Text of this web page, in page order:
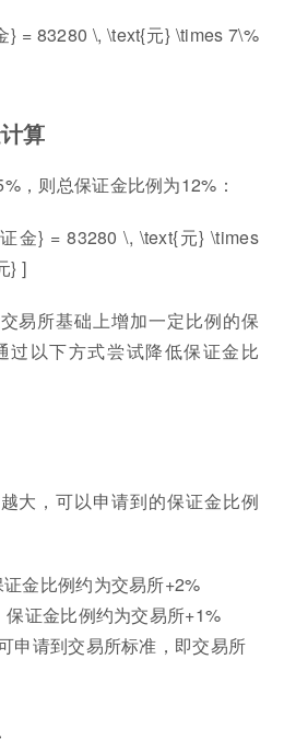
} = 83280 \, \text{元} \times 7\%
算
，则总保证金比例为12%：
金} = 83280 \, \text{元} \times
} ]
易所基础上增加一定比例的保
过以下方式尝试降低保证金比
大，可以申请到的保证金比例
金比例约为交易所+2%
证金比例约为交易所+1%
申请到交易所标准，即交易所